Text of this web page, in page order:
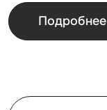
Подробнее